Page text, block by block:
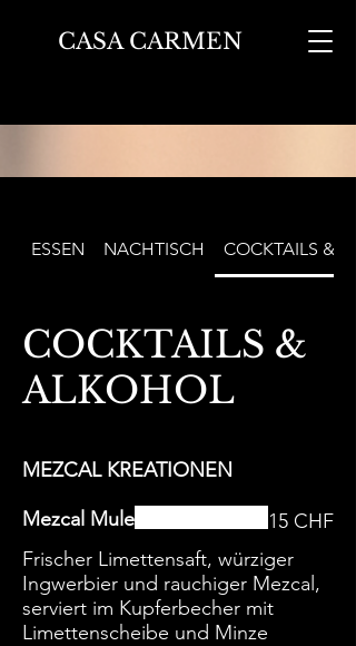
CASA CARMEN
ESSEN NACHTISCH COCKTAILS &
COCKTAILS &
ALKOHOL
MEZCAL KREATIONEN
Mezcal Mule
Frischer Limettensaft, würziger
Ingwerbier und rauchiger Mezcal,
serviert im Kupferbecher mit
Limettenscheibe und Minze
15 CHF